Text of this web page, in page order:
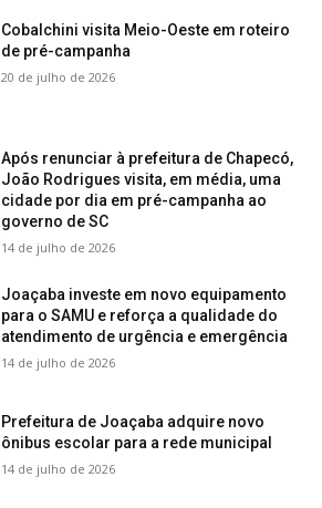
Cobalchini visita Meio-Oeste em roteiro
de pré-campanha
20 de julho de 2026
Após renunciar à prefeitura de Chapecó,
João Rodrigues visita, em média, uma
cidade por dia em pré-campanha ao
governo de SC
14 de julho de 2026
Joaçaba investe em novo equipamento
para o SAMU e reforça a qualidade do
atendimento de urgência e emergência
14 de julho de 2026
Prefeitura de Joaçaba adquire novo
ônibus escolar para a rede municipal
14 de julho de 2026